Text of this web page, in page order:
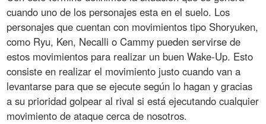
cuando uno de los personajes esta en el suelo. Los
personajes que cuentan con movimientos tipo Shoryuken,
como Ryu, Ken, Necalli o Cammy pueden servirse de
estos movimientos para realizar un buen Wake-Up. Esto
consiste en realizar el movimiento justo cuando van a
levantarse para que se ejecute según lo hagan y gracias
a su prioridad golpear al rival si está ejecutando cualquier
movimiento de ataque cerca de nosotros.